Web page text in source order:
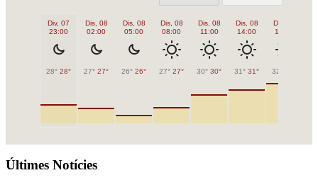
Div, 07
23:00
28° 28°
Dis, 08
02:00
27° 27°
Dis, 08
05:00
26° 26°
Dis, 08
08:00
27° 27°
Dis, 08
11:00
30° 30°
Dis, 08
14:00
31° 31°
Dis, 08
17:00
32°
Últimes Notícies